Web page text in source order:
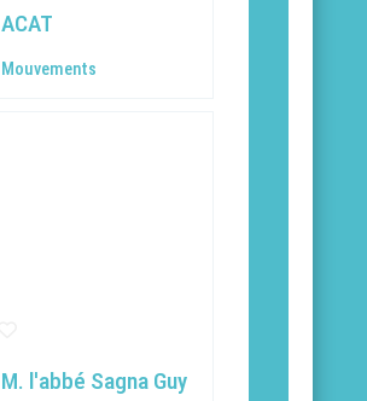
ACAT
Mouvements
M. l'abbé Sagna Guy